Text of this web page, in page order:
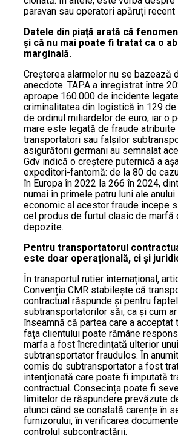
paravan sau operatori apăruți
Datele din piață arată că
și că nu mai poate fi tratat ca o
marginală.
Creșterea alarmelor nu se bazează
anecdote. TAPA a înregistrat între
aproape 160.000 de incidente
criminalitatea din logistică în 129
de ordinul miliardelor de euro, iar o
mare este legată de fraude
transportatori sau falșilor
asigurătorii germani au semnalat
Gdv indică o creștere puternică a
expeditori-fantomă: de la 80 de
în Europa în 2022 la 266 în 2024,
numai în primele patru luni ale
economic al acestor fraude începe
cel produs de furtul clasic de marfă
depozite.
Pentru transportatorul
este doar operațională, ci și
În transportul rutier internațional,
Convenția CMR stabilește că
contractual răspunde și pentru
subtransportatorilor săi, ca și cum
înseamnă că partea care a acceptat
fața clientului poate rămâne
marfa a fost încredințată ulterior unui
subtransportator fraudulos. În
comis de subtransportator a fost
intenționată care poate fi imputată
contractual. Consecința poate fi
limitelor de răspundere prevăzute
atunci când se constată carențe în
furnizorului, în verificarea
controlul subcontractării.